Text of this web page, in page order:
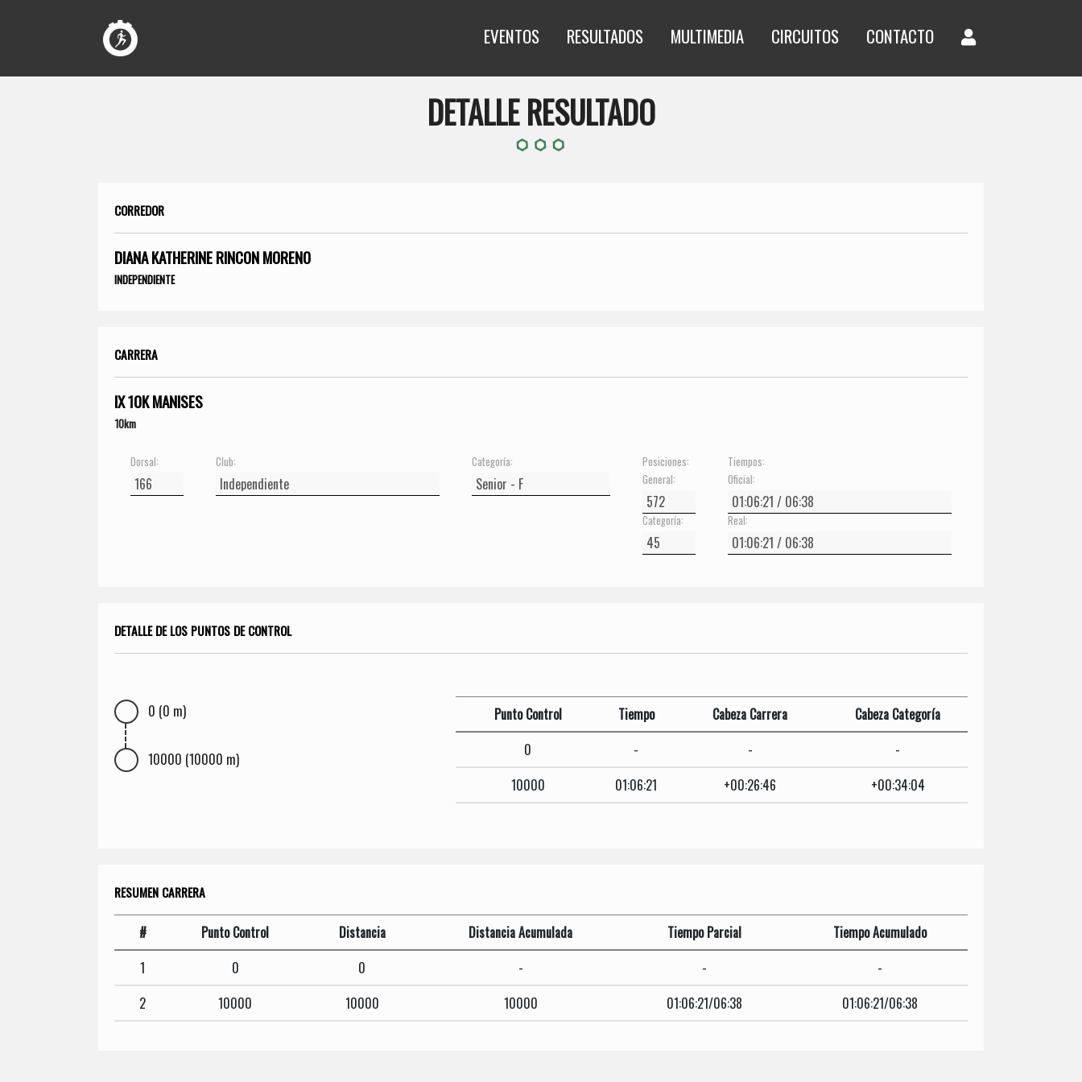
EVENTOS RESULTADOS MULTIMEDIA CIRCUITOS CONTACTO
DETALLE RESULTADO
CORREDOR
DIANA KATHERINE RINCON MORENO
INDEPENDIENTE
CARRERA
IX 10K MANISES
10km
Dorsal: Club: Categoría:
Posiciones:
General:
Categoría:
Tiempos:
Oficial:
Real:
DETALLE DE LOS PUNTOS DE CONTROL
0 (0 m)
10000 (10000 m)
Punto Control Tiempo Cabeza Carrera
Cabeza Categoría
0
- -
-
10000
01:06:21 +00:26:46 +00:34:04
RESUMEN CARRERA
# Punto Control Distancia Distancia Acumulada Tiempo Parcial
Tiempo Acumulado
1
0 0 - -
-
2
10000 10000 10000 01:06:21/06:38 01:06:21/06:38